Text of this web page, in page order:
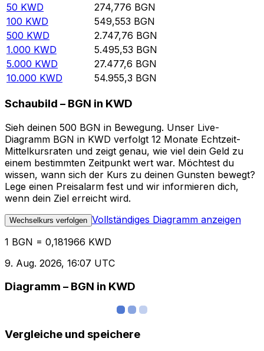
50 KWD 274,776 BGN
100 KWD 549,553 BGN
500 KWD 2.747,76 BGN
1.000 KWD 5.495,53 BGN
5.000 KWD 27.477,6 BGN
10.000 KWD 54.955,3 BGN
Schaubild – BGN in KWD
Sieh deinen 500 BGN in Bewegung. Unser Live-
Diagramm BGN in KWD verfolgt 12 Monate Echtzeit-
Mittelkursraten und zeigt genau, wie viel dein Geld zu
einem bestimmten Zeitpunkt wert war. Möchtest du
wissen, wann sich der Kurs zu deinen Gunsten bewegt?
Lege einen Preisalarm fest und wir informieren dich,
wenn dein Ziel erreicht wird.
Wechselkurs verfolgen Vollständiges Diagramm anzeigen
1 BGN = 0,181966 KWD
9. Aug. 2026, 16:07 UTC
Diagramm – BGN in KWD
Vergleiche und speichere